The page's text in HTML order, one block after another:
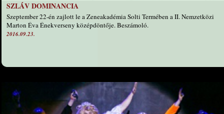
SZLÁV DOMINANCIA
Szeptember 22-én zajlott le a Zeneakadémia Solti Termében a II. Nemzetközi
Marton Éva Énekverseny középdöntője. Beszámoló.
2016.09.23.